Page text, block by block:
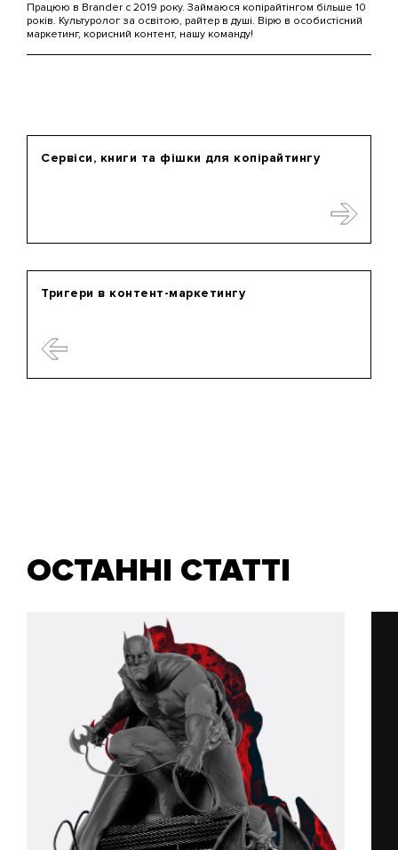
Працюю в Brander c 2019 року. Займаюся копірайтінгом більше 10
років. Культуролог за освітою, райтер в душі. Вірю в особистісний
маркетинг, корисний контент, нашу команду!
Тригери в контент-маркетингу
Сервіси, книги та фішки для копірайтингу
ОСТАННІ СТАТТІ